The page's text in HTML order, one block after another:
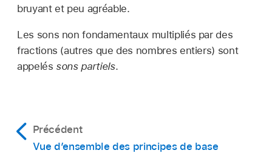
bruyant et peu agréable.
Les sons non fondamentaux multipliés par des
fractions (autres que des nombres entiers) sont
appelés sons partiels.
Précédent
Vue d’ensemble des principes de base